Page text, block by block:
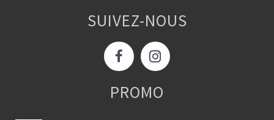
SUIVEZ-NOUS
PROMO